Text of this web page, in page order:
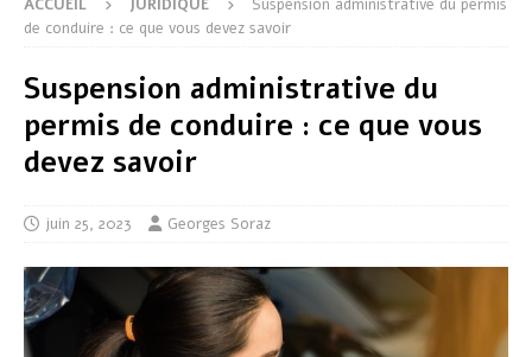
ACCUEIL JURIDIQUE
Suspension administrative du permis
de conduire : ce que vous devez savoir
Suspension administrative du
permis de conduire : ce que vous
devez savoir
juin 25, 2023 Georges Soraz